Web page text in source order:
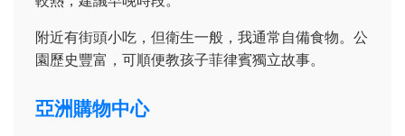
附近有街頭小吃，但衛生一般，我通常自備食物。公
園歷史豐富，可順便教孩子菲律賓獨立故事。
亞洲購物中心